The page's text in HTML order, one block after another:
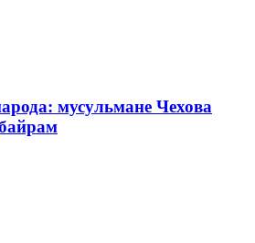
мусульмане Чехова